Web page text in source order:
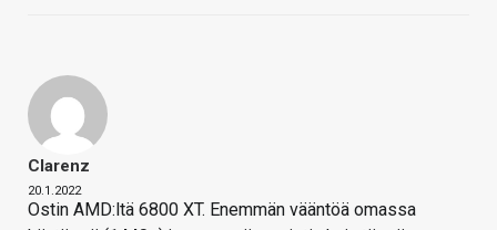
Clarenz
20.1.2022
Ostin AMD:ltä 6800 XT. Enemmän vääntöä omassa